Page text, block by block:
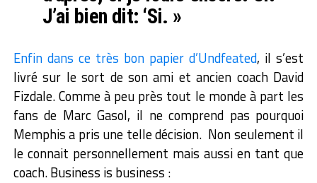
J’ai bien dit: ‘Si. »
Enfin dans ce très bon papier d’Undfeated, il s’est
livré sur le sort de son ami et ancien coach David
Fizdale. Comme à peu près tout le monde à part les
fans de Marc Gasol, il ne comprend pas pourquoi
Memphis a pris une telle décision. Non seulement il
le connait personnellement mais aussi en tant que
coach. Business is business :